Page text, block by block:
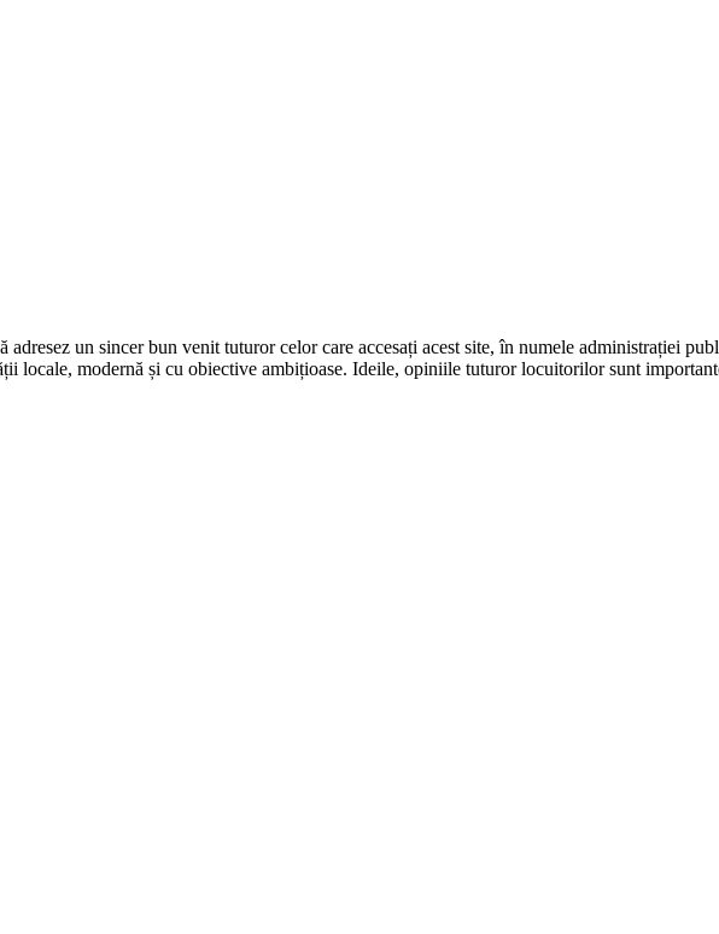
un sincer bun venit tuturor celor care accesați acest site, în numele administrației
locale, modernă și cu obiective ambițioase. Ideile, opiniile tuturor locuitorilor sunt